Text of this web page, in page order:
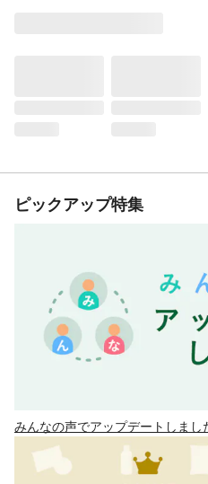
ピックアップ特集
みんなの声でアップデートしまし